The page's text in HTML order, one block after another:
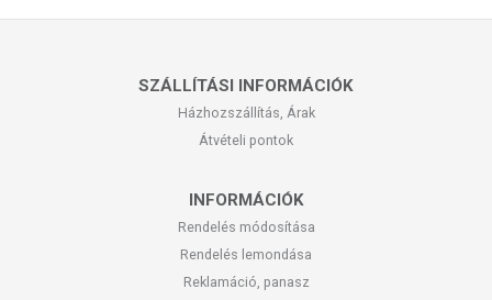
SZÁLLÍTÁSI INFORMÁCIÓK
Házhozszállítás, Árak
Átvételi pontok
INFORMÁCIÓK
Rendelés módosítása
Rendelés lemondása
Reklamáció, panasz